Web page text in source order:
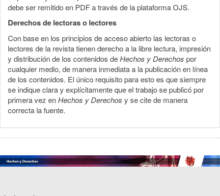
debe ser remitido en PDF a través de la plataforma OJS.
Derechos de lectoras o lectores
Con base en los principios de acceso abierto las lectoras o
lectores de la revista tienen derecho a la libre lectura, impresión
y distribución de los contenidos deHechos y Derechos por
cualquier medio, de manera inmediata a la publicación en línea
de los contenidos. El único requisito para esto es que siempre
se indique clara y explícitamente que el trabajo se publicó por
primera vez enHechos y Derechos y se cite de manera
correcta la fuente.